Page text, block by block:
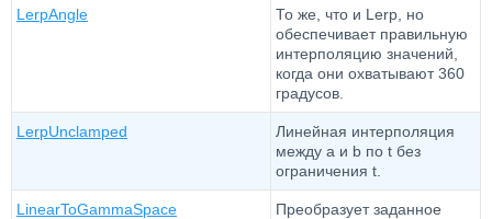
LerpAngle
То же, что и Lerp, но
обеспечивает правильную
интерполяцию значений,
когда они охватывают 360
градусов.
LerpUnclamped
Линейная интерполяция
между a и b по t без
ограничения t.
LinearToGammaSpace
Преобразует заданное